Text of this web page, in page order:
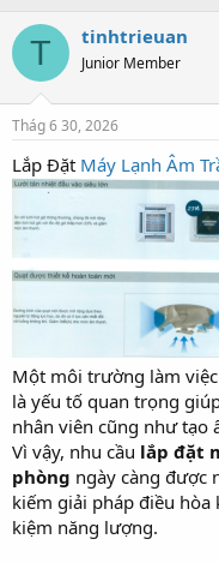
r
a
s
t
a
r
e
a
t
e
T tinhtrieuan
Junior Member
Thág 6 30, 2026
Lắp Đặt Máy Lạnh Âm
Một môi trường làm
là yếu tố quan trọng
nhân viên cũng như tạo
Vì vậy, nhu cầu lắp đặt
phòng ngày càng được
kiếm giải pháp điều
kiệm năng lượng.